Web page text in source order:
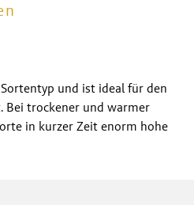
und ist ideal für den
Bei trockener und warmer
in kurzer Zeit enorm hohe